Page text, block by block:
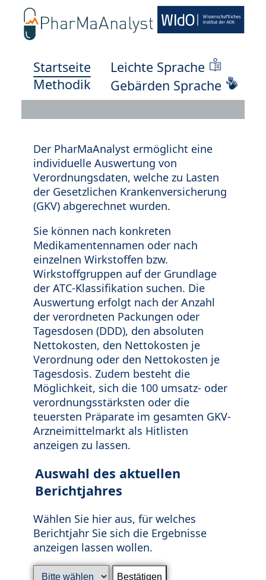
Startseite
Methodik
Leichte Sprache
Gebärden Sprache
Der PharMaAnalyst ermöglicht eine
individuelle Auswertung von
Verordnungsdaten, welche zu Lasten
der Gesetzlichen Krankenversicherung
(GKV) abgerechnet wurden.
Sie können nach konkreten
Medikamentennamen oder nach
einzelnen Wirkstoffen bzw.
Wirkstoffgruppen auf der Grundlage
der ATC-Klassifikation suchen. Die
Auswertung erfolgt nach der Anzahl
der verordneten Packungen oder
Tagesdosen (DDD), den absoluten
Nettokosten, den Nettokosten je
Verordnung oder den Nettokosten je
Tagesdosis. Zudem besteht die
Möglichkeit, sich die 100 umsatz- oder
verordnungsstärksten oder die
teuersten Präparate im gesamten GKV-
Arzneimittelmarkt als Hitlisten
anzeigen zu lassen.
Auswahl des aktuellen
Berichtjahres
Wählen Sie hier aus, für welches
Berichtjahr Sie sich die Ergebnisse
anzeigen lassen wollen.